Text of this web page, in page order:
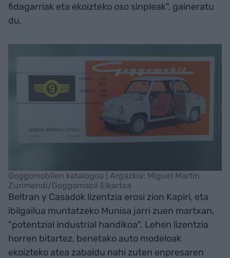
fidagarriak eta ekoizteko oso sinpleak", gaineratu
du.
Goggomobilen katalogoa | Argazkia: Miguel Martin
Zurimendi/Goggomobil Elkartea
Beltran y Casadok lizentzia erosi zion Kapiri, eta
ibilgailua muntatzeko Munisa jarri zuen martxan,
"potentzial industrial handikoa". Lehen lizentzia
horren bitartez, benetako auto modeloak
ekoizteko atea zabaldu nahi zuten enpresaren